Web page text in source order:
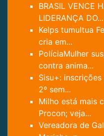
BRASIL VENCE
LIDERANÇA DO...
Kelps tumultua
cria em...
PolíciaMulher
contra anima...
Sisu+:
2º sem...
Milho está mais
Procon; veja...
Vereadora de